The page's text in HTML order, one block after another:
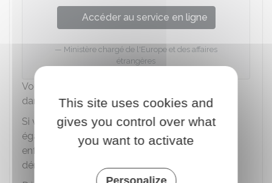
Accéder au service en ligne
Ministère chargé de l'Europe et des affaires
étrangères
Vous devez scanner le justificatif de résidence
dans la nouvelle circonscription consulaire.
Si vous avez changé de situation, vous devez
également scanner les justificatifs (arrivée d'un
enfant, changement de nom d'usage,
déménagement...).
This site uses cookies and
gives you control over what
you want to activate
Personalize